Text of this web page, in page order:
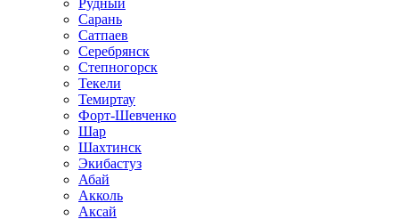
Рудный
Сарань
Сатпаев
Серебрянск
Степногорск
Текели
Темиртау
Форт-Шевченко
Шар
Шахтинск
Экибастуз
Абай
Акколь
Аксай